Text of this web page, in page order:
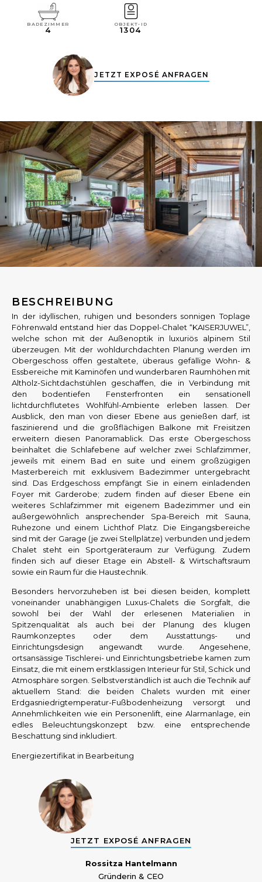
BADEZIMMER
4
OBJEKT-ID
1304
JETZT EXPOSÉ ANFRAGEN
BESCHREIBUNG
In der idyllischen, ruhigen und besonders sonnigen Toplage
Föhrenwald entstand hier das Doppel-Chalet “KAISERJUWEL”,
welche schon mit der Außenoptik in luxuriös alpinem Stil
überzeugen. Mit der wohldurchdachten Planung werden im
Obergeschoss offen gestaltete, überaus gefällige Wohn- &
Essbereiche mit Kaminöfen und wunderbaren Raumhöhen mit
Altholz-Sichtdachstühlen geschaffen, die in Verbindung mit
den bodentiefen Fensterfronten ein sensationell
lichtdurchflutetes Wohlfühl-Ambiente erleben lassen. Der
Ausblick, den man von dieser Ebene aus genießen darf, ist
faszinierend und die großflächigen Balkone mit Freisitzen
erweitern diesen Panoramablick. Das erste Obergeschoss
beinhaltet die Schlafebene auf welcher zwei Schlafzimmer,
jeweils mit einem Bad en suite und einem großzügigen
Masterbereich mit exklusivem Badezimmer untergebracht
sind. Das Erdgeschoss empfängt Sie in einem einladenden
Foyer mit Garderobe; zudem finden auf dieser Ebene ein
weiteres Schlafzimmer mit eigenem Badezimmer und ein
außergewöhnlich ansprechender Spa-Bereich mit Sauna,
Ruhezone und einem Lichthof Platz. Die Eingangsbereiche
sind mit der Garage (je zwei Stellplätze) verbunden und jedem
Chalet steht ein Sportgeräteraum zur Verfügung. Zudem
finden sich auf dieser Etage ein Abstell- & Wirtschaftsraum
sowie ein Raum für die Haustechnik.
Besonders hervorzuheben ist bei diesen beiden, komplett
voneinander unabhängigen Luxus-Chalets die Sorgfalt, die
sowohl bei der Wahl der erlesenen Materialien in
Spitzenqualität als auch bei der Planung des klugen
Raumkonzeptes oder dem Ausstattungs- und
Einrichtungsdesign angewandt wurde. Angesehene,
ortsansässige Tischlerei- und Einrichtungsbetriebe kamen zum
Einsatz, die mit einem erstklassigen Interieur für Stil, Schick und
Atmosphäre sorgen. Selbstverständlich ist auch die Technik auf
aktuellem Stand: die beiden Chalets wurden mit einer
Erdgasniedrigtemperatur-Fußbodenheizung versorgt und
Annehmlichkeiten wie ein Personenlift, eine Alarmanlage, ein
edles Beleuchtungskonzept bzw. eine entsprechende
Beschattung sind inkludiert.
Energiezertifikat in Bearbeitung
JETZT EXPOSÉ ANFRAGEN
Rossitza Hantelmann
Gründerin & CEO